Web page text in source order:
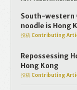
取得的資料
透露你的個
個人資料將
頁內容、評
或進行不記
用於所述指
South-western
noodle is Hong
投稿 Contributing
Repossessing
Hong Kong
投稿 Contributing